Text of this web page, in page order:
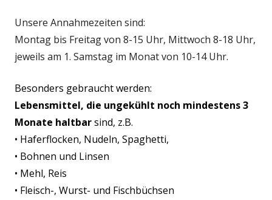
Unsere Annahmezeiten sind:
Montag bis Freitag von 8-15 Uhr, Mittwoch 8-18 Uhr,
jeweils am 1. Samstag im Monat von 10-14 Uhr.
Besonders gebraucht werden:
Lebensmittel, die ungekühlt noch mindestens 3
Monate haltbarsind, z.B.
• Haferflocken, Nudeln, Spaghetti,
• Bohnen und Linsen
• Mehl, Reis
• Fleisch-, Wurst- und Fischbüchsen